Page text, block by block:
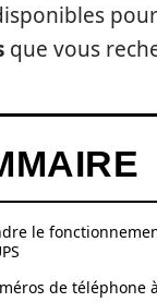
que vous
le
de téléphone